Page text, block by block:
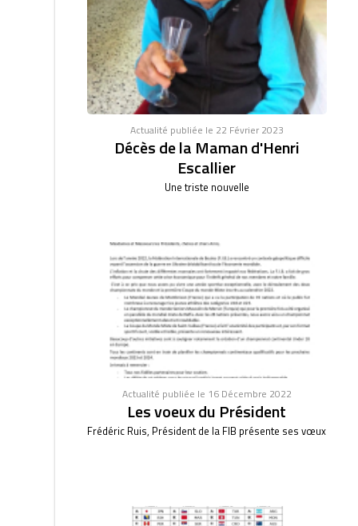
Actualité publiée le 22 Février 2023
Décès de la Maman d'Henri
Escallier
Une triste nouvelle
Actualité publiée le 16 Décembre 2022
Les voeux du Président
Frédéric Ruis, Président de la FIB présente ses vœux